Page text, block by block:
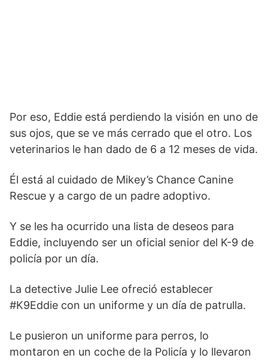
Por eso, Eddie está perdiendo la visión en uno de
sus ojos, que se ve más cerrado que el otro. Los
veterinarios le han dado de 6 a 12 meses de vida.
Él está al cuidado de Mikey’s Chance Canine
Rescue y a cargo de un padre adoptivo.
Y se les ha ocurrido una lista de deseos para
Eddie, incluyendo ser un oficial senior del K-9 de
policía por un día.
La detective Julie Lee ofreció establecer
#K9Eddie con un uniforme y un día de patrulla.
Le pusieron un uniforme para perros, lo
montaron en un coche de la Policía y lo llevaron